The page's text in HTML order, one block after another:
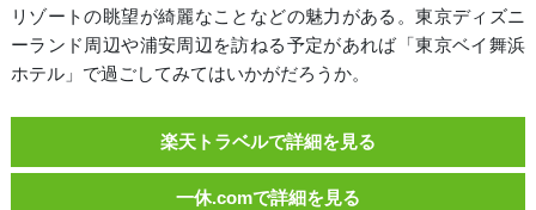
リゾートの眺望が綺麗なことなどの魅力がある。東京ディズニ
ーランド周辺や浦安周辺を訪ねる予定があれば「東京ベイ舞浜
ホテル」で過ごしてみてはいかがだろうか。
楽天トラベルで詳細を見る
一休.comで詳細を見る